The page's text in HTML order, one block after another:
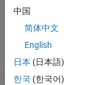
Version
中国
简体中文
English
日本 (日本語)
한국 (한국어)